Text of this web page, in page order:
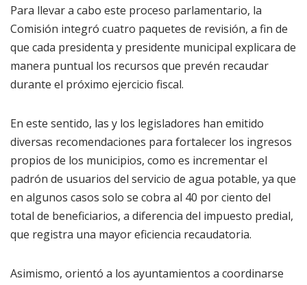
Para llevar a cabo este proceso parlamentario, la
Comisión integró cuatro paquetes de revisión, a fin de
que cada presidenta y presidente municipal explicara de
manera puntual los recursos que prevén recaudar
durante el próximo ejercicio fiscal.
En este sentido, las y los legisladores han emitido
diversas recomendaciones para fortalecer los ingresos
propios de los municipios, como es incrementar el
padrón de usuarios del servicio de agua potable, ya que
en algunos casos solo se cobra al 40 por ciento del
total de beneficiarios, a diferencia del impuesto predial,
que registra una mayor eficiencia recaudatoria.
Asimismo, orientó a los ayuntamientos a coordinarse